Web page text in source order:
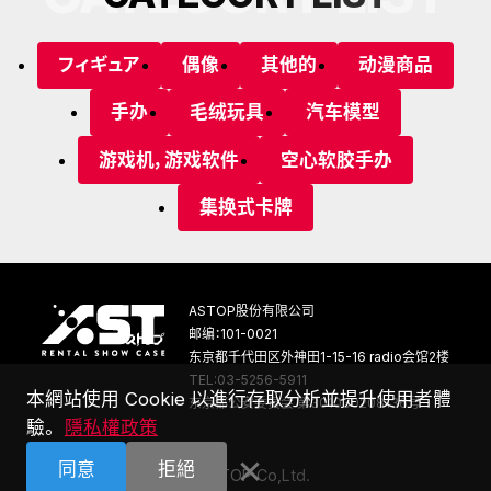
フィギュア 偶像 其他的 动漫商品
手办 毛绒玩具 汽车模型
游戏机，游戏软件 空心软胶手办
集换式卡牌
ASTOP股份有限公司
邮编：101-0021
东京都千代田区外神田1-15-16 radio会馆2楼
TEL:03-5256-5911
东京都公安委员会 第301030208136号
© TOP Co L td.
本網站使用 Cookie 以進行存取分析並提升使用者體
驗。
隱私權政策
同意
拒絕 ×